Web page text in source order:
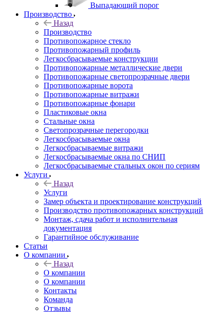
Выпадающий порог
Производство
Назад
Производство
Противопожарное стекло
Противопожарный профиль
Легкосбрасываемые конструкции
Противопожарные металлические двери
Противопожарные светопрозрачные двери
Противопожарные ворота
Противопожарные витражи
Противопожарные фонари
Пластиковые окна
Стальные окна
Светопрозрачные перегородки
Легкосбрасываемые окна
Легкосбрасываемые витражи
Легкосбрасываемые окна по СНИП
Легкосбрасываемые стальных окон по сериям
Услуги
Назад
Услуги
Замер объекта и проектирование конструкций
Производство противопожарных конструкций
Монтаж, сдача работ и исполнительная
документация
Гарантийное обслуживание
Статьи
О компании
Назад
О компании
О компании
Контакты
Команда
Отзывы